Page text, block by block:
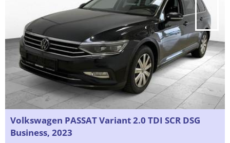
Volkswagen PASSAT Variant 2.0 TDI SCR DSG
Business, 2023